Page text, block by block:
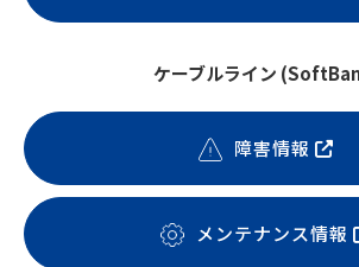
ケーブルライン
障害情報
メンテナンス情報